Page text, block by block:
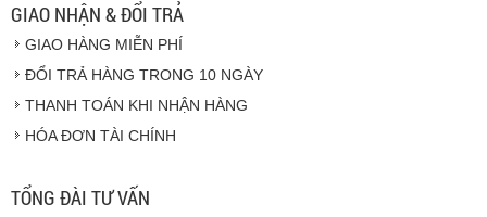
Hàng hóa được giao cho quý khách là hàng mới
100% nguyên đai nguyên kiện.
Vinhempich
GIAO NHẬN & ĐỔI TRẢ
GIAO HÀNG MIỄN PHÍ
ĐỔI TRẢ HÀNG TRONG 10 NGÀY
THANH TOÁN KHI NHẬN HÀNG
HÓA ĐƠN TÀI CHÍNH
TỔNG ĐÀI TƯ VẤN